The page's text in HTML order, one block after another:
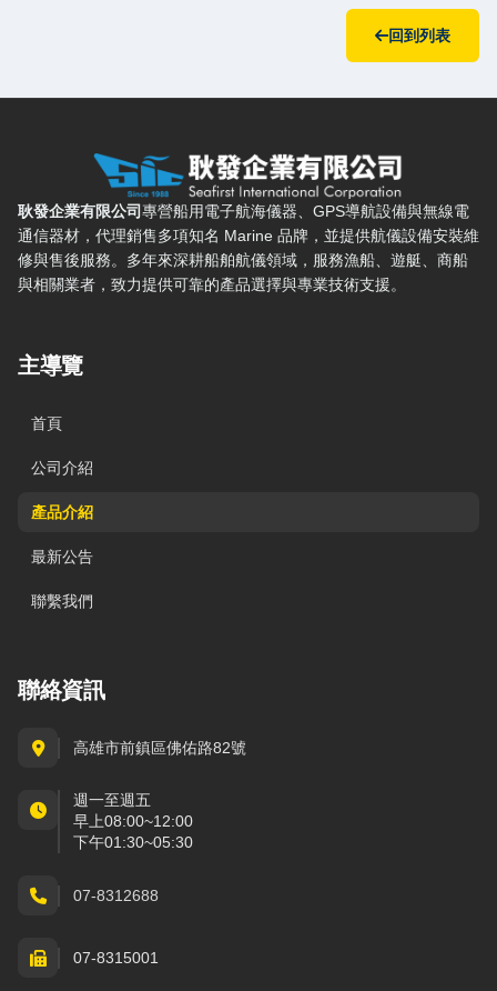
回到列表
耿發企業有限公司 — 網站概要、主導覽與聯絡方式
耿發企業有限公司專營船用電子航海儀器、GPS導航設備與無線電
通信器材，代理銷售多項知名 Marine 品牌，並提供航儀設備安裝維
修與售後服務。多年來深耕船舶航儀領域，服務漁船、遊艇、商船
與相關業者，致力提供可靠的產品選擇與專業技術支援。
主導覽
首頁
公司介紹
產品介紹
最新公告
聯繫我們
聯絡資訊
高雄市前鎮區佛佑路82號
週一至週五
早上08:00~12:00
下午01:30~05:30
07-8312688
07-8315001